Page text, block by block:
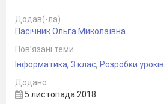
Додав(-ла)
Пасічник Ольга Миколаївна
Пов’язані теми
Інформатика, 3 клас, Розробки уроків
Додано
5 листопада 2018